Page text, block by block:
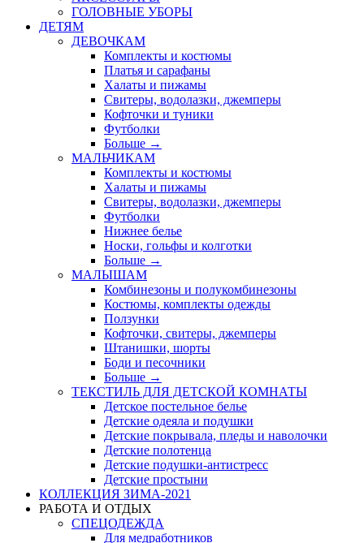
ГОЛОВНЫЕ УБОРЫ
ДЕТЯМ
ДЕВОЧКАМ
Комплекты и костюмы
Платья и сарафаны
Халаты и пижамы
Свитеры, водолазки, джемперы
Кофточки и туники
Футболки
Больше →
МАЛЬЧИКАМ
Комплекты и костюмы
Халаты и пижамы
Свитеры, водолазки, джемперы
Футболки
Нижнее белье
Носки, гольфы и колготки
Больше →
МАЛЫШАМ
Комбинезоны и полукомбинезоны
Костюмы, комплекты одежды
Ползунки
Кофточки, свитеры, джемперы
Штанишки, шорты
Боди и песочники
Больше →
ТЕКСТИЛЬ ДЛЯ ДЕТСКОЙ КОМНАТЫ
Детское постельное белье
Детские одеяла и подушки
Детские покрывала, пледы и наволочки
Детские полотенца
Детские подушки-антистресс
Детские простыни
КОЛЛЕКЦИЯ ЗИМА-2021
РАБОТА И ОТДЫХ
СПЕЦОДЕЖДА
Для медработников